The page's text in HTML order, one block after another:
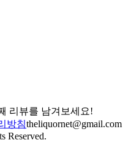
리뷰를 남겨보세요!
방침theliquornet@gmail.com
Reserved.